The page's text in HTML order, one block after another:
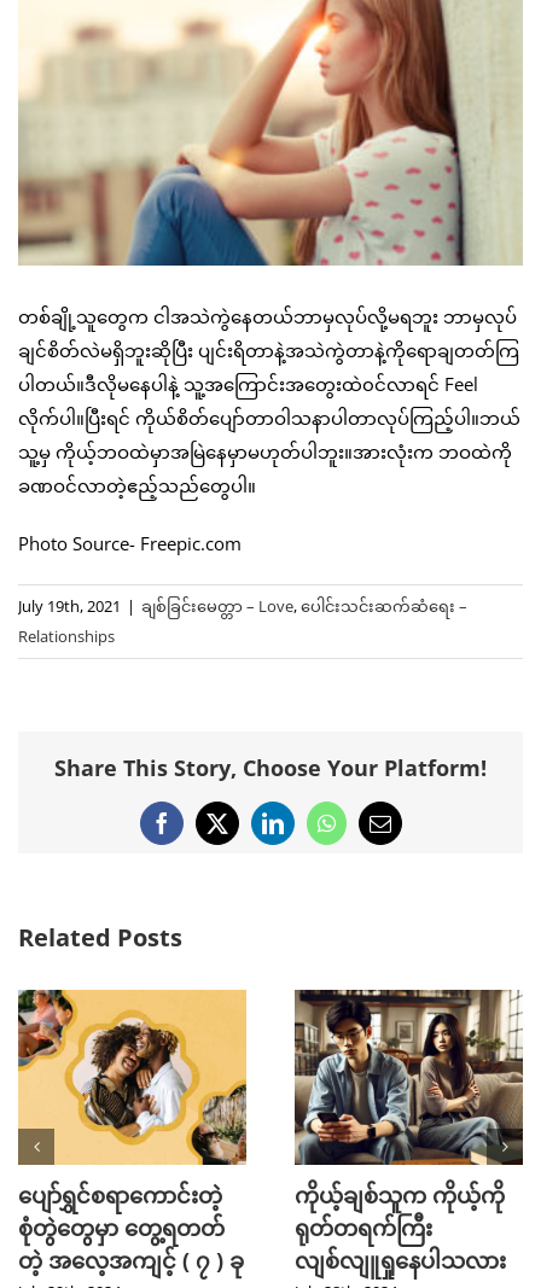
တစ်ချို့သူတွေက ငါအသဲကွဲနေတယ်ဘာမှလုပ်လို့မရဘူး ဘာမှလုပ်
ချင်စိတ်လဲမရှိဘူးဆိုပြီး ပျင်းရိတာနဲ့အသဲကွဲတာနဲ့ကိုရောချတတ်ကြ
ပါတယ်။ဒီလိုမနေပါနဲ့ သူ့အကြောင်းအတွေးထဲ၀င်လာရင် Feel
လိုက်ပါ။ပြီးရင် ကိုယ်စိတ်ပျော်တာဝါသနာပါတာလုပ်ကြည့်ပါ။ဘယ်
သူ့မှ ကိုယ့်ဘဝထဲမှာအမြဲနေမှာမဟုတ်ပါဘူး။အားလုံးက ဘဝထဲကို
ခဏဝင်လာတဲ့ဧည့်သည်တွေပါ။
Photo Source- Freepic.com
July 19th, 2021 | ချစ်ခြင်းမေတ္တာ – Love,ပေါင်းသင်းဆက်ဆံရေး –
Relationships
Share This Story, Choose Your Platform!
Facebook
X LinkedInWhatsApp
Email
Related Posts
ပျော်ရွှင်စရာကောင်းတဲ့
စုံတွဲတွေမှာ တွေ့ရတတ်
တဲ့ အလေ့အကျင့် ( ၇ ) ခု
ကိုယ့်ချစ်သူက ကိုယ့်ကို
ရုတ်တရက်ကြီး
လျစ်လျူရှုနေပါသလား